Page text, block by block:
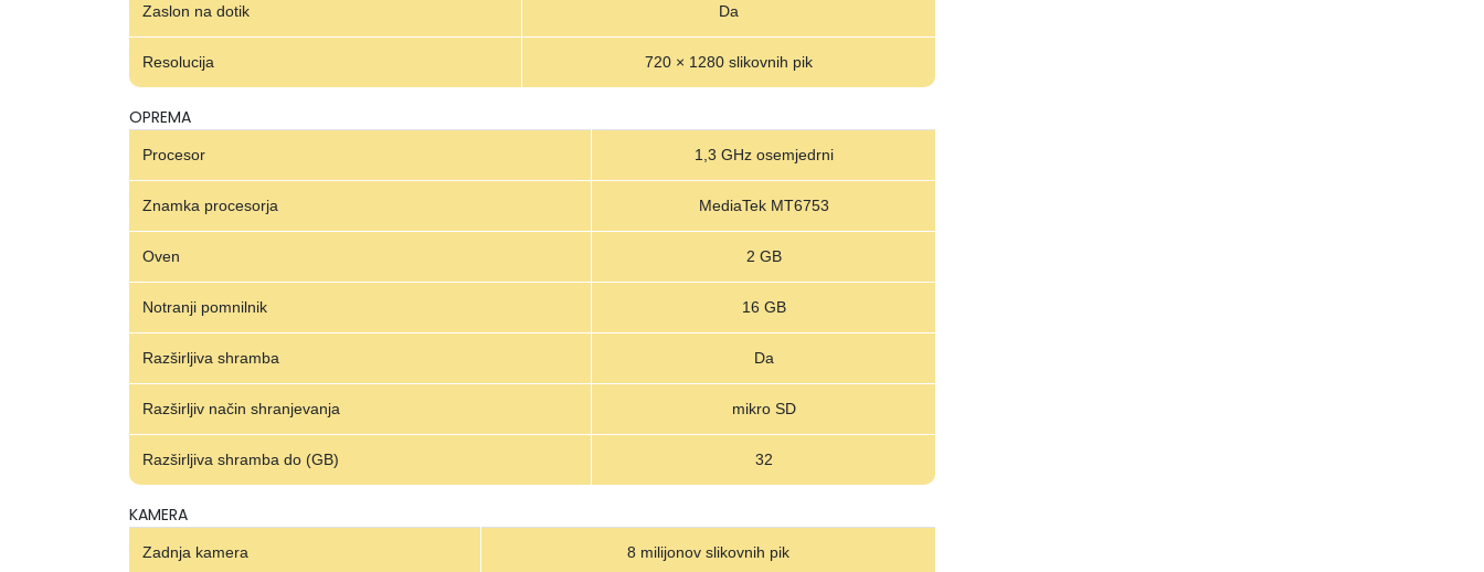
Zaslon na dotik Da
Resolucija 720 × 1280 slikovnih pik
OPREMA
Procesor 1,3 GHz osemjedrni
Znamka procesorja MediaTek MT6753
Oven 2 GB
Notranji pomnilnik 16 GB
Razširljiva shramba Da
Razširljiv način shranjevanja mikro SD
Razširljiva shramba do (GB) 32
KAMERA
Zadnja kamera 8 milijonov slikovnih pik